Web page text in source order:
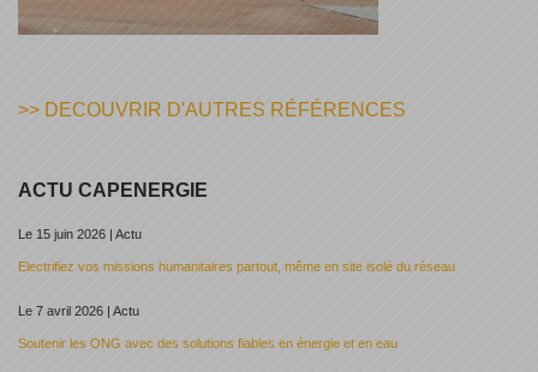
>> DECOUVRIR D'AUTRES RÉFÉRENCES
ACTU CAPENERGIE
Le 15 juin 2026 | Actu
Electrifiez vos missions humanitaires partout, même en site isolé du réseau
Le 7 avril 2026 | Actu
Soutenir les ONG avec des solutions fiables en énergie et en eau